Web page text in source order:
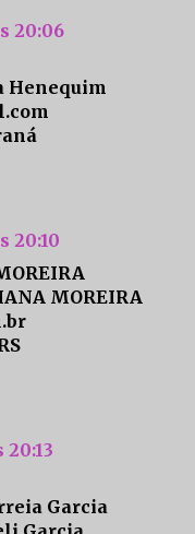
20:06
Henequim
20:10
MOREIRA
20:13
Garcia